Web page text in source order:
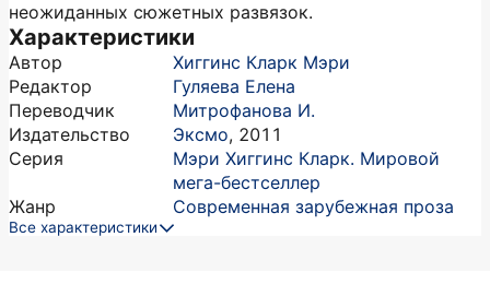
неожиданных сюжетных развязок.
Характеристики
Автор
Хиггинс Кларк Мэри
Редактор
Гуляева Елена
Переводчик
Митрофанова И.
Издательство
Эксмо, 2011
Серия
Мэри Хиггинс Кларк. Мировой
мега-бестселлер
Жанр
Современная зарубежная проза
Все характеристики